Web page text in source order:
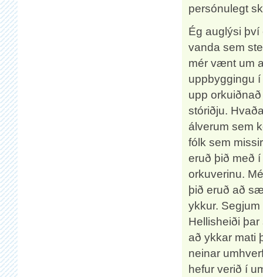
persónulegt
Ég auglýsi því
vanda sem
mér vænt um
uppbyggingu
upp
stóriðju.
álverum sem
fólk sem
eruð þið með
orkuverinu.
þið eruð að
ykkur.
Hellisheiði
að ykkar mati
neinar
hefur verið í